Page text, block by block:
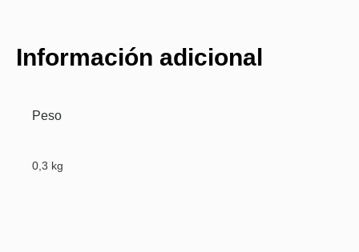
Información adicional
Peso
0,3 kg